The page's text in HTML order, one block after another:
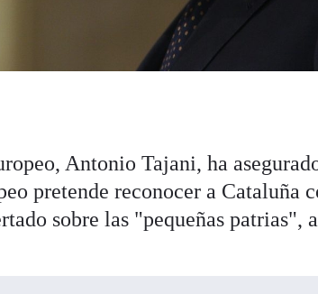
Antonio Tajani, ha
pretende reconocer a Cataluña
sobre las "pequeñas patrias",